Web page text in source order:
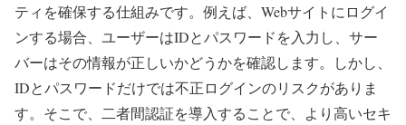
ティを確保する仕組みです。例えば、Webサイトにログイ
ンする場合、ユーザーはIDとパスワードを入力し、サー
バーはその情報が正しいかどうかを確認します。しかし、
IDとパスワードだけでは不正ログインのリスクがありま
す。そこで、二者間認証を導入することで、より高いセキ